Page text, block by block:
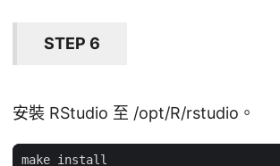
STEP 6
安裝 RStudio 至 /opt/R/rstudio。